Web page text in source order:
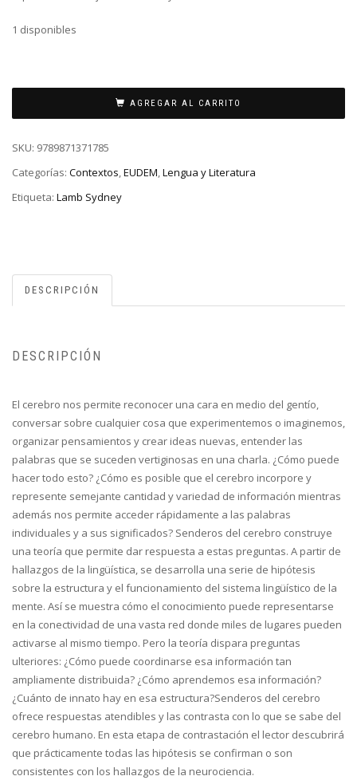
1 disponibles
AGREGAR AL CARRITO
SKU: 9789871371785
Categorías: Contextos,EUDEM,Lengua y Literatura
Etiqueta: Lamb Sydney
DESCRIPCIÓN
DESCRIPCIÓN
El cerebro nos permite reconocer una cara en medio del gentío,
conversar sobre cualquier cosa que experimentemos o imaginemos,
organizar pensamientos y crear ideas nuevas, entender las
palabras que se suceden vertiginosas en una charla. ¿Cómo puede
hacer todo esto? ¿Cómo es posible que el cerebro incorpore y
represente semejante cantidad y variedad de información mientras
además nos permite acceder rápidamente a las palabras
individuales y a sus significados? Senderos del cerebro construye
una teoría que permite dar respuesta a estas preguntas. A partir de
hallazgos de la lingüística, se desarrolla una serie de hipótesis
sobre la estructura y el funcionamiento del sistema lingüístico de la
mente. Así se muestra cómo el conocimiento puede representarse
en la conectividad de una vasta red donde miles de lugares pueden
activarse al mismo tiempo. Pero la teoría dispara preguntas
ulteriores: ¿Cómo puede coordinarse esa información tan
ampliamente distribuida? ¿Cómo aprendemos esa información?
¿Cuánto de innato hay en esa estructura?Senderos del cerebro
ofrece respuestas atendibles y las contrasta con lo que se sabe del
cerebro humano. En esta etapa de contrastación el lector descubrirá
que prácticamente todas las hipótesis se confirman o son
consistentes con los hallazgos de la neurociencia.